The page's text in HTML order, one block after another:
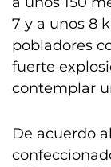
7 y a unos 8
pobladores
fuerte
contemplar
De acuerdo